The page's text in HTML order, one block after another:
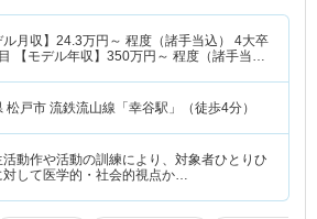
ル月収】 24.3万円～ 程度（諸手当込） 4大卒
【モデル年収】 350万円～ 程度（諸手当
松戸市 流鉄流山線「幸谷駅」（徒歩4分）
活動作や活動の訓練により、対象者ひとりひ
対して医学的・社会的視点か…